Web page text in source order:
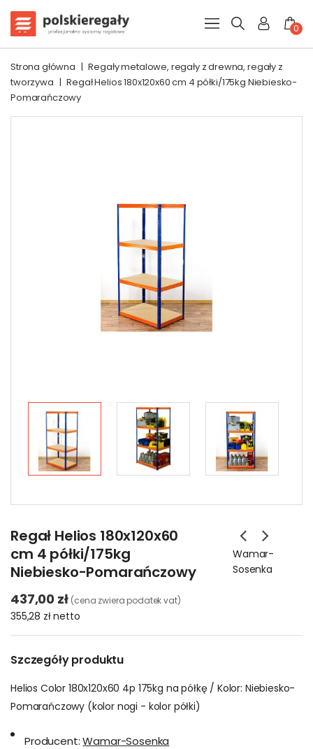
0
Strona główna | Regały metalowe, regały z drewna, regały z
tworzywa | Regał Helios 180x120x60 cm 4 półki/175kg Niebiesko-
Pomarańczowy
Regał Helios 180x120x60
cm 4 półki/175kg
Niebiesko-Pomarańczowy
Wamar-
Sosenka
437,00 zł (cena zwiera podatek vat)
355,28 złnetto
Szczegóły produktu
Helios Color 180x120x60 4p 175kg na półkę / Kolor: Niebiesko-
Pomarańczowy (kolor nogi - kolor półki)
Producent: Wamar-Sosenka